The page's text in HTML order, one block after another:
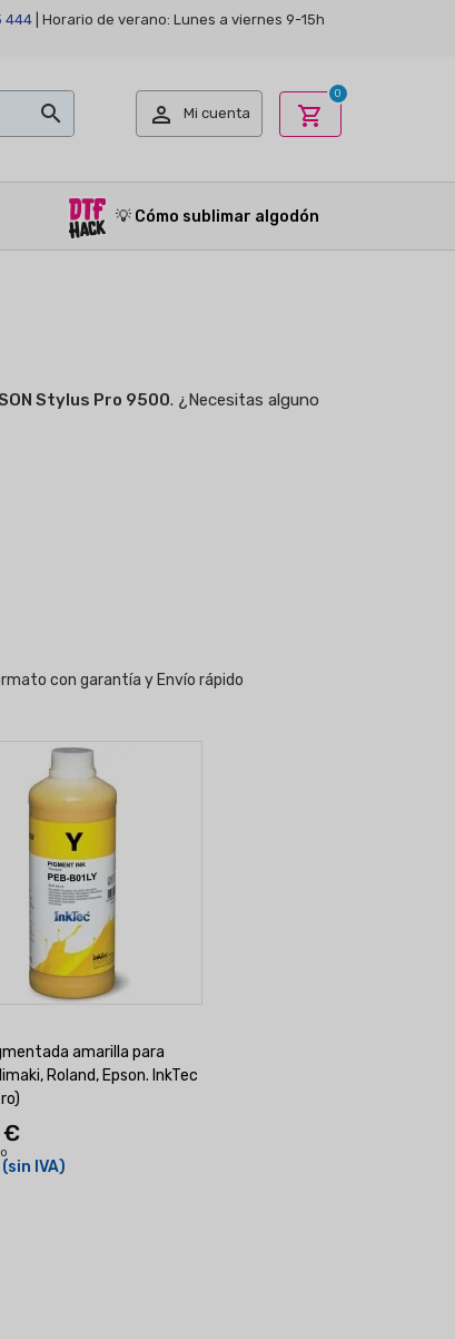
444 | Horario de verano: Lunes a viernes 9-15h
  Mi cuenta shopping_cart
0
💡 Cómo sublimar algodón
Stylus Pro 9500. ¿Necesitas alguno
con garantía y Envío rápido
amarilla para
Roland, Epson. InkTec
€
(sin IVA)